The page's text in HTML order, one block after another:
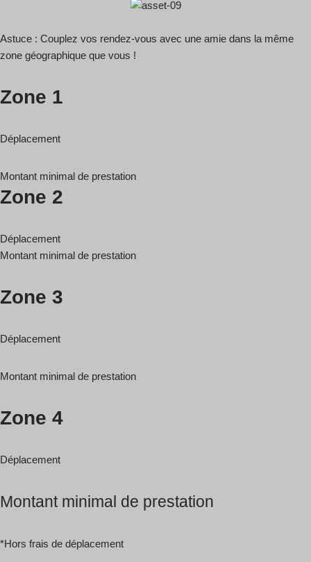
Astuce : Couplez vos rendez-vous avec une amie dans la même
zone géographique que vous !
Zone 1
Déplacement
Montant minimal de prestation
Zone 2
Déplacement
Montant minimal de prestation
Zone 3
Déplacement
Montant minimal de prestation
Zone 4
Déplacement
Montant minimal de prestation
*Hors frais de déplacement